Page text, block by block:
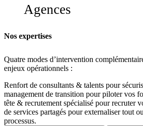
Agences
Nos expertises
Quatre modes d’intervention
enjeux opérationnels :
Renfort de consultants & talents pour
management de transition pour piloter vos
tête & recrutement spécialisé pour recruter
de services partagés pour externaliser tout
processus.